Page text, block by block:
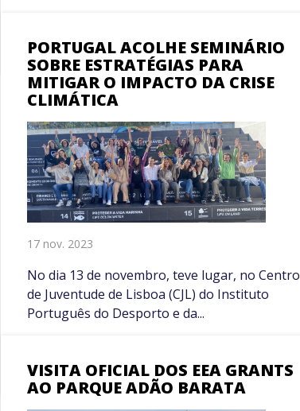
PORTUGAL ACOLHE SEMINÁRIO
SOBRE ESTRATÉGIAS PARA
MITIGAR O IMPACTO DA CRISE
CLIMÁTICA
17 nov. 2023
No dia 13 de novembro, teve lugar, no Centro
de Juventude de Lisboa (CJL) do Instituto
Português do Desporto e da...
VISITA OFICIAL DOS EEA GRANTS
AO PARQUE ADÃO BARATA